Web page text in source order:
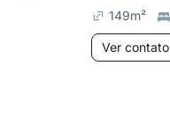
149m²
Ver contato